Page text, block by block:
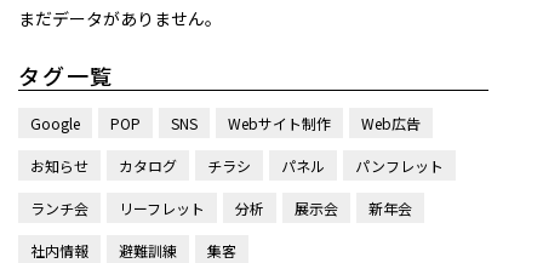
まだデータがありません。
タグ一覧
Google POP SNS Webサイト制作 Web広告
お知らせ カタログ チラシ パネル パンフレット
ランチ会 リーフレット 分析 展示会 新年会
社内情報 避難訓練 集客